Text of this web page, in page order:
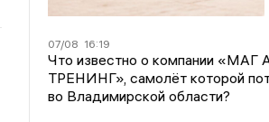
07/08 16:19
Что известно о компании «МАГ
ТРЕНИНГ», самолёт которой
во Владимирской области?